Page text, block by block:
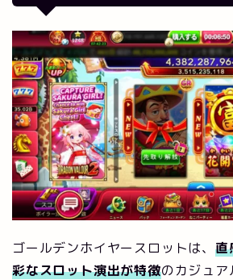
ゴールデンホイヤースロットは、 直
彩なスロット演出が特徴のカジュア